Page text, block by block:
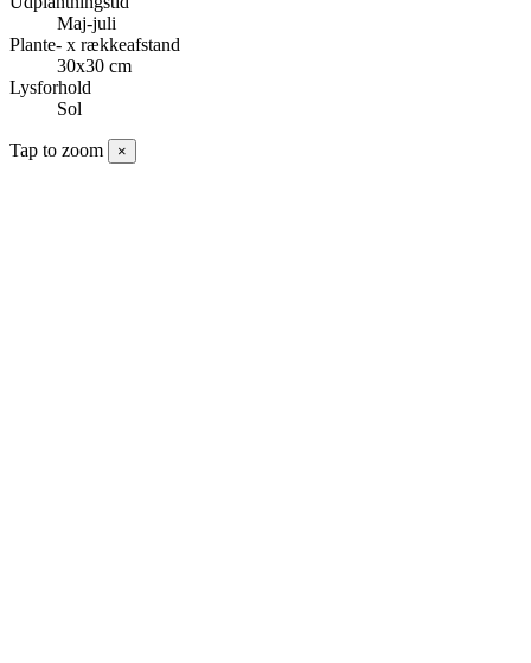
Maj-juli
Plante- x rækkeafstand
30x30 cm
Lysforhold
Sol
Tap to zoom ×